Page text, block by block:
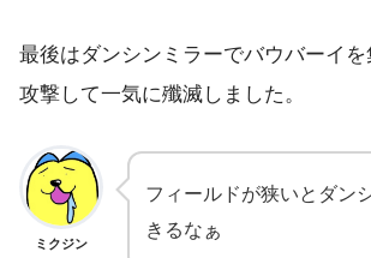
最後はダンシンミラーでバウバーイ
攻撃して一気に殲滅しました。
ミクジン
フィールドが狭いとダン
きるなぁ